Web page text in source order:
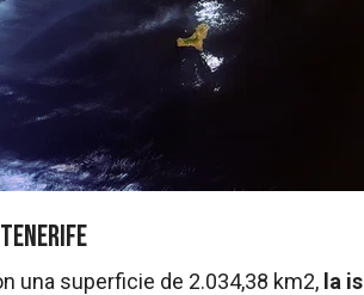
una superficie de 2.034,38 km2, la